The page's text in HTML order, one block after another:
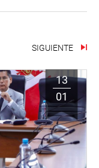
SIGUIENTE
13
01